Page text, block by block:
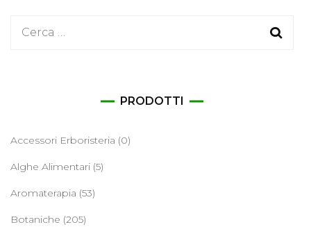
Ricerca
PRODOTTI
Accessori Erboristeria (0)
Alghe Alimentari (5)
Aromaterapia (53)
Botaniche (205)